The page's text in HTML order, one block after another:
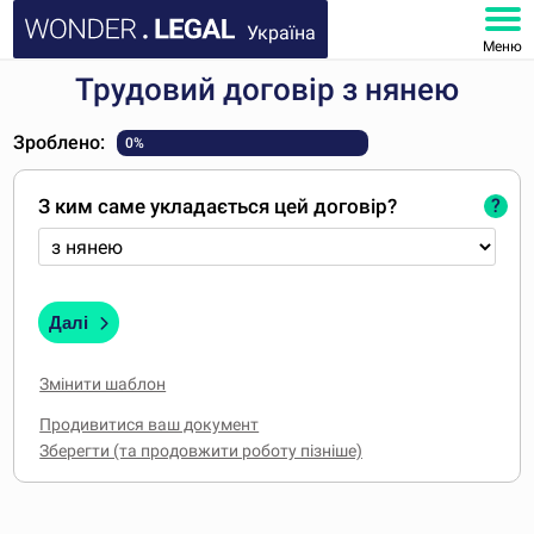
Україна
Меню
ГОЛОВНА
ДОКУМЕНТИ
ПОШИРЕНІ ЗАПИТАННЯ
Трудовий договір з нянею
Зроблено: 0%
З ким саме укладається цей договір? ?
Далі
Змінити шаблон
Продивитися ваш документ